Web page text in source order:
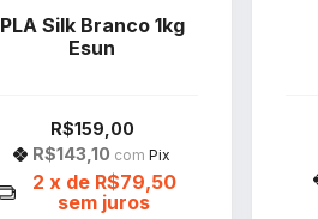
PLA Silk Branco 1kg
Esun
R$159,00
R$143,10 com Pix
2 x de R$79,50
sem juros